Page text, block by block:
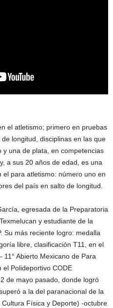
el atletismo; primero en pruebas
longitud, disciplinas en las que
una de plata, en competencias
a sus 20 años de edad, es una
para atletismo: número uno en
del país en salto de longitud.
egresada de la Preparatoria
y estudiante de la
Su más reciente logro: medalla
libre, clasificación T11, en el
11° Abierto Mexicano de Para
el Polideportivo CODE
de mayo pasado, donde logró
a la del paranacional de la
Física y Deporte) -octubre